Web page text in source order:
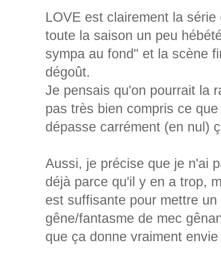
LOVE est clairement la
toute la saison un peu
sympa au fond" et la scène
dégoût.
Je pensais qu'on pourrait la
pas très bien compris ce
dépasse carrément (en nul)
Aussi, je précise que je n'ai
déjà parce qu'il y en a trop,
est suffisante pour mettre
gêne/fantasme de mec
que ça donne vraiment